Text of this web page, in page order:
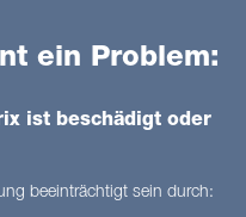
ein Problem:
ist beschädigt oder
beeinträchtigt sein durch: